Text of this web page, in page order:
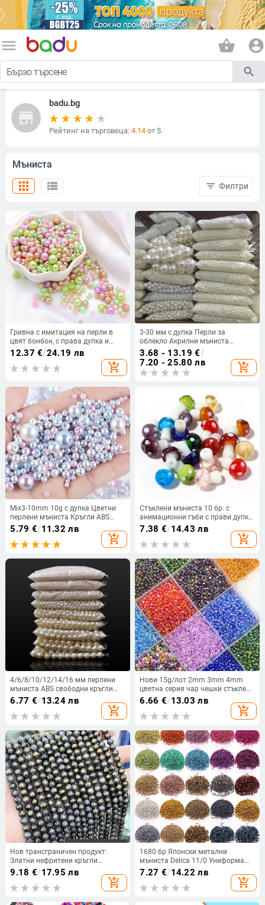
menu shopping_basket account_circle
search
store
badu.bg
Рейтинг на търговеца: 4.14от 5.
Мъниста
view_list
apps filter_list Филтри
Гривна с имитация на перли в
цвят бонбон, с права дупка и
цвят ABS, материал за мъниста,
ръчно изработени обеци,
колиета, аксесоари за бижута
12.37 €/24.19 лв
add_shopping_cart
3-30 мм с дупка Перли за
облекло Акрилни мъниста
имитация на перли за Направи
си сам Декорация на облекло
Ръчно изработени занаяти
Аксесоари
3.68 - 13.19 €/
7.20 - 25.80 лв
add_shopping_cart
Mix3-10mm 10g с дупка Цветни
перлени мъниста Кръгли ABS
мъниста имитация на перли за
Направи си сам изработка на
бижута Занаятчийски материал
5.79 €/11.32 лв
add_shopping_cart
Стъклени мъниста 10 бр. с
анимационни гъби с прави дупки,
стъклени мъниста на свободна
основа, креативни обеци
„Направи си сам“, висулки,
7.38 €/14.43 лв
add_shopping_cart
4/6/8/10/12/14/16 мм перлени
мъниста ABS свободни кръгли
мъниста Изработка за изработка
на модни бижута бяло бежово
Направи си сам имитация на
6.77 €/13.24 лв
add_shopping_cart
Нови 15g/лот 2mm 3mm 4mm
цветна серия чар чешки стъклени
мъниста за изработка на бижута
Направи си сам гривна мъниста
аксесоари
6.66 €/13.03 лв
add_shopping_cart
Нов трансграничен продукт:
Златни нефритени кръгли
мъниста, оптимизирани златни
мъниста на прах, низ от
нефритени мъниста, полуготови
9.18 €/17.95 лв
add_shopping_cart
1680 бр Японски метални
мъниста Delica 11/0 Униформа
Японски стъклени мъниста за
Направи си сам изработка на
бижута Аксесоари за изработка
7.27 €/14.22 лв
add_shopping_cart